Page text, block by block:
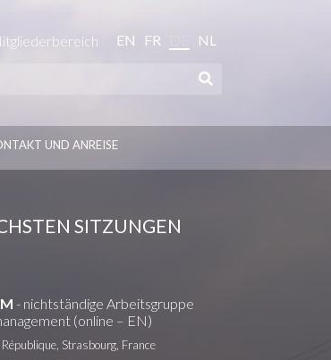
EN FR NL
UND ANREISE
SITZUNGEN
- nichtständige Arbeitsgruppe
(online – EN)
Strasbourg, France